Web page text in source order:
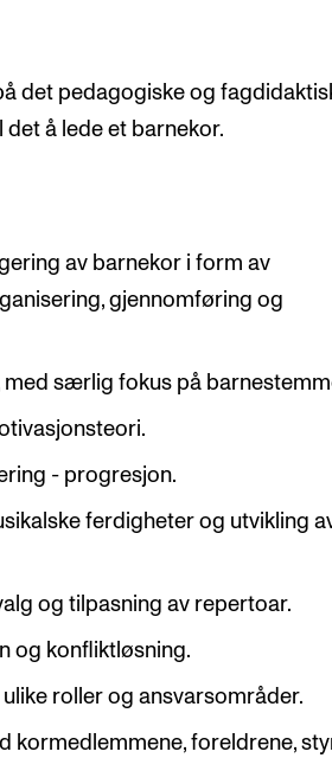
det pedagogiske og
å lede et barnekor.
av barnekor i form av
gjennomføring og
med særlig fokus på
- progresjon.
ferdigheter og utvikling
og tilpasning av repertoar.
og konfliktløsning.
roller og ansvarsområder.
kormedlemmene, foreldrene,